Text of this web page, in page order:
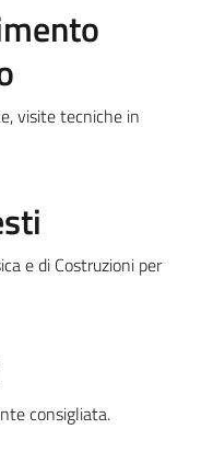
visite tecniche in
e di Costruzioni per
consigliata.